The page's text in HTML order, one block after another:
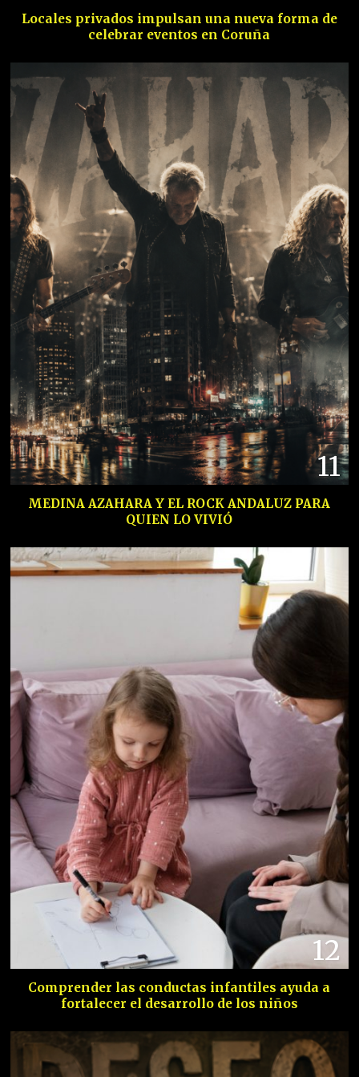
Locales privados impulsan una nueva forma de
celebrar eventos en Coruña
11
MEDINA AZAHARA Y EL ROCK ANDALUZ PARA
QUIEN LO VIVIÓ
12
Comprender las conductas infantiles ayuda a
fortalecer el desarrollo de los niños